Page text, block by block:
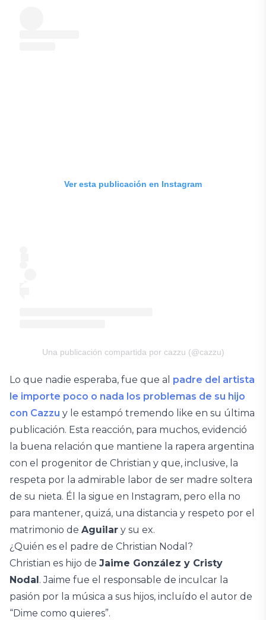
Ver esta publicación en Instagram
Una publicación compartida por cazzu (@cazzu)
Lo que nadie esperaba, fue que al padre del artista
le importe poco o nada los problemas de su hijo
con Cazzu y le estampó tremendo like en su última
publicación. Esta reacción, para muchos, evidenció
la buena relación que mantiene la rapera argentina
con el progenitor de Christian y que, inclusive, la
respeta por la admirable labor de ser madre soltera
de su nieta. Él la sigue en Instagram, pero ella no
para mantener, quizá, una distancia y respeto por el
matrimonio de Aguilar y su ex.
¿Quién es el padre de Christian Nodal?
Christian es hijo de Jaime González y Cristy
Nodal . Jaime fue el responsable de inculcar la
pasión por la música a sus hijos, incluído el autor de
“Dime como quieres”.